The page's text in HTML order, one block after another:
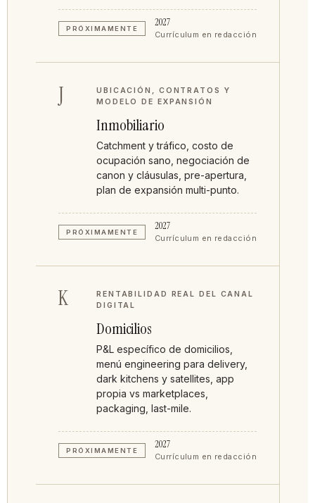
PRÓXIMAMENTE 2027
Currículum en redacción
J
UBICACIÓN, CONTRATOS Y
MODELO DE EXPANSIÓN
Inmobiliario
Catchment y tráfico, costo de
ocupación sano, negociación de
canon y cláusulas, pre-apertura,
plan de expansión multi-punto.
PRÓXIMAMENTE 2027
Currículum en redacción
K
RENTABILIDAD REAL DEL CANAL
DIGITAL
Domicilios
P&L específico de domicilios,
menú engineering para delivery,
dark kitchens y satellites, app
propia vs marketplaces,
packaging, last-mile.
PRÓXIMAMENTE 2027
Currículum en redacción